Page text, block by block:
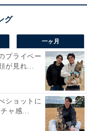
一ヶ月
プライベー
が見れ...
ショットに
ャ感...